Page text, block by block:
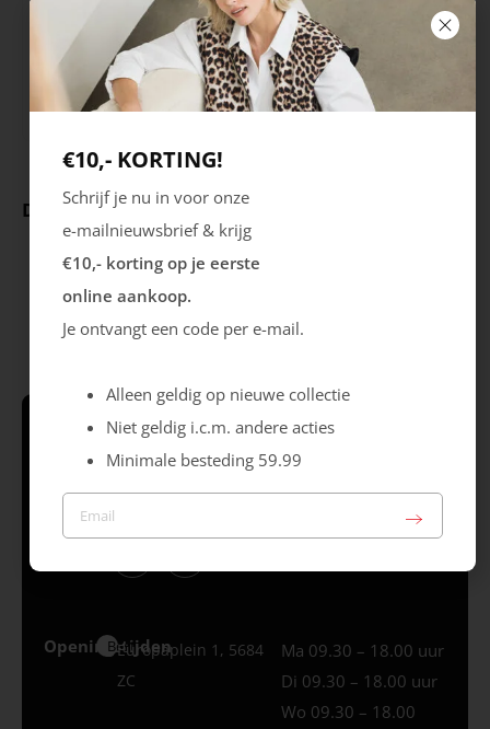
Ipanema
Seizoen
VZ23
Uitneembare zool
Nee
Deze producten ga je leuk vinden
Schrijf je in & krijg €10,- korting* op je
eerste online aankoop!
Openingstijden
Best
Europaplein 1, 5684
ZC
Ma 09.30 – 18.00 uur
Di 09.30 – 18.00 uur
Wo 09.30 – 18.00
€10,- KORTING!
Schrijf je nu in voor onze
e-mailnieuwsbrief & krijg
€10,- korting op je eerste
online aankoop.
Je ontvangt een code per e-mail.
Alleen geldig op nieuwe collectie
Niet geldig i.c.m. andere acties
Minimale besteding 59.99